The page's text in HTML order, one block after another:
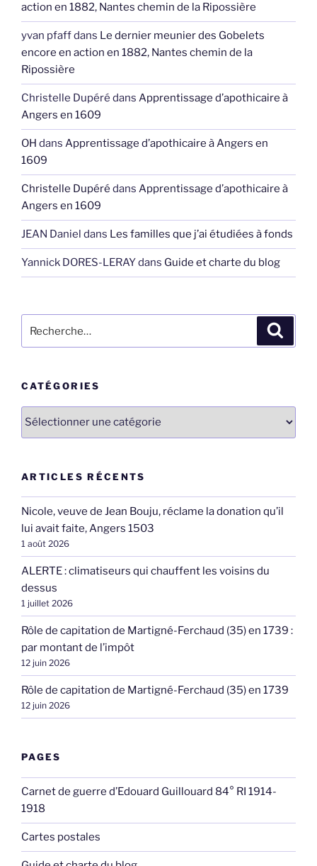
action en 1882, Nantes chemin de la Ripossière
yvan pfaffdans Le dernier meunier des Gobelets
encore en action en 1882, Nantes chemin de la
Ripossière
Christelle Dupéré dans Apprentissage d’apothicaire à
Angers en 1609
OH dans Apprentissage d’apothicaire à Angers en
1609
Christelle Dupéré dans Apprentissage d’apothicaire à
Angers en 1609
JEAN Daniel dans Les familles que j’ai étudiées à fonds
Yannick DORES-LERAYdans Guide et charte du blog
pour
CATÉGORIES
Catégories
ARTICLES RÉCENTS
Nicole, veuve de Jean Bouju, réclame la donation qu’il
lui avait faite, Angers 1503
1 août 2026
ALERTE : climatiseurs qui chauffent les voisins du
dessus
1 juillet 2026
Rôle de capitation de Martigné-Ferchaud (35) en 1739 :
par montant de l’impôt
12 juin 2026
Rôle de capitation de Martigné-Ferchaud (35) en 1739
12 juin 2026
PAGES
Carnet de guerre d’Edouard Guillouard 84° RI 1914-
1918
Cartes postales